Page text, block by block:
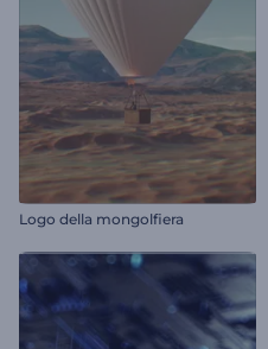
Logo della mongolfiera